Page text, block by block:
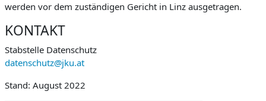
werden vor dem zuständigen Gericht in Linz ausgetragen.
KONTAKT
Stabstelle Datenschutz
datenschutz@jku.at
Stand: August 2022